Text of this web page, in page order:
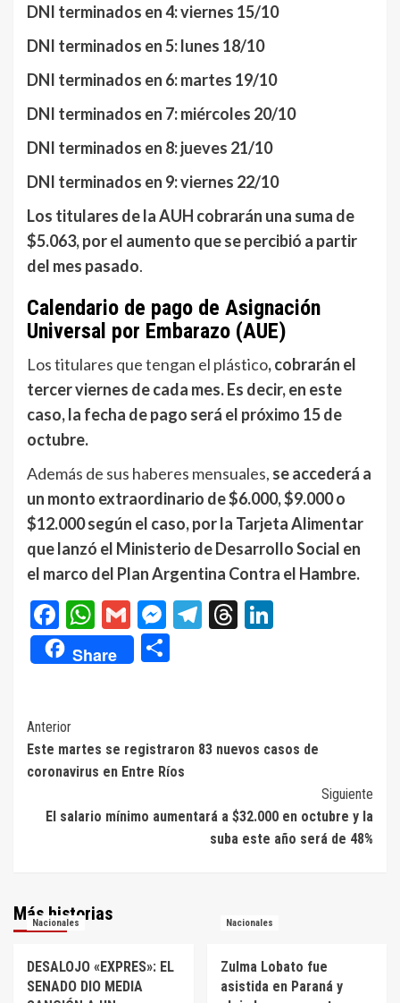
DNI terminados en 4: viernes 15/10
DNI terminados en 5: lunes 18/10
DNI terminados en 6: martes 19/10
DNI terminados en 7: miércoles 20/10
DNI terminados en 8: jueves 21/10
DNI terminados en 9: viernes 22/10
Los titulares de la AUH cobrarán una suma de
$5.063, por el aumento que se percibió a partir
del mes pasado.
Calendario de pago de Asignación
Universal por Embarazo (AUE)
Los titulares que tengan el plástico, cobrarán el
tercer viernes de cada mes. Es decir, en este
caso, la fecha de pago será el próximo 15 de
octubre.
Además de sus haberes mensuales, se accederá a
un monto extraordinario de $6.000, $9.000 o
$12.000 según el caso, por la Tarjeta Alimentar
que lanzó el Ministerio de Desarrollo Social en
el marco del Plan Argentina Contra el Hambre.
Facebook
WhatsApp
GmailMessenger
Telegram
Threads
Share
Navegación
de
Anterior
Este martes se registraron 83 nuevos casos de
coronavirus en Entre Ríos
Siguiente
El salario mínimo aumentará a $32.000 en octubre y la
suba este año será de 48%
Más historias
Nacionales
DESALOJO «EXPRES»: EL
SENADO DIO MEDIA
Nacionales
Zulma Lobato fue
asistida en Paraná y